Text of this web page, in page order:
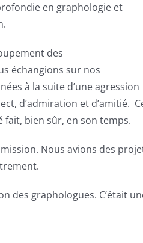
en graphologie et
des
échangions sur nos
à la suite d’une agression
d’admiration et d’amitié.
fait, bien sûr, en son temps.
Nous avions des
des graphologues. C’était